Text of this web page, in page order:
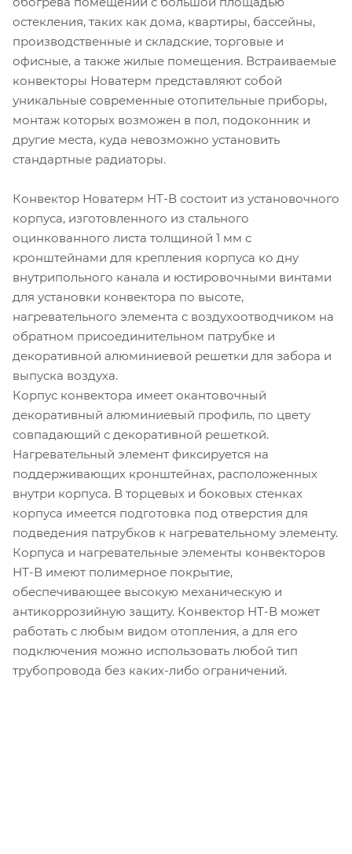
остекления, таких как дома, квартиры, бассейны,
производственные и складские, торговые и
офисные, а также жилые помещения. Встраиваемые
конвекторы Новатерм представляют собой
уникальные современные отопительные приборы,
монтаж которых возможен в пол, подоконник и
другие места, куда невозможно установить
стандартные радиаторы.
Конвектор Новатерм НТ-В состоит из установочного
корпуса, изготовленного из стального
оцинкованного листа толщиной 1 мм с
кронштейнами для крепления корпуса ко дну
внутрипольного канала и юстировочными винтами
для установки конвектора по высоте,
нагревательного элемента с воздухоотводчиком на
обратном присоединительном патрубке и
декоративной алюминиевой решетки для забора и
выпуска воздуха.
Корпус конвектора имеет окантовочный
декоративный алюминиевый профиль, по цвету
совпадающий с декоративной решеткой.
Нагревательный элемент фиксируется на
поддерживающих кронштейнах, расположенных
внутри корпуса. В торцевых и боковых стенках
корпуса имеется подготовка под отверстия для
подведения патрубков к нагревательному элементу.
Корпуса и нагревательные элементы конвекторов
НТ-В имеют полимерное покрытие,
обеспечивающее высокую механическую и
антикоррозийную защиту. Конвектор НТ-В может
работать с любым видом отопления, а для его
подключения можно использовать любой тип
трубопровода без каких-либо ограничений.